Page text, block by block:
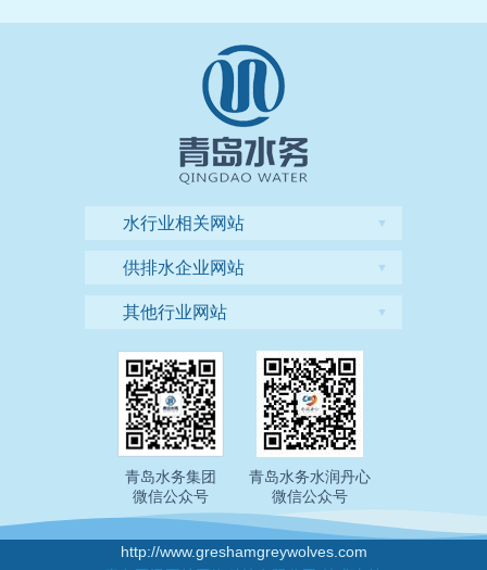
水行业相关网站 ▼
供排水企业网站 ▼
其他行业网站 ▼
青岛水务集团
微信公众号
青岛水务水润丹心
微信公众号
http://www.greshamgreywolves.com